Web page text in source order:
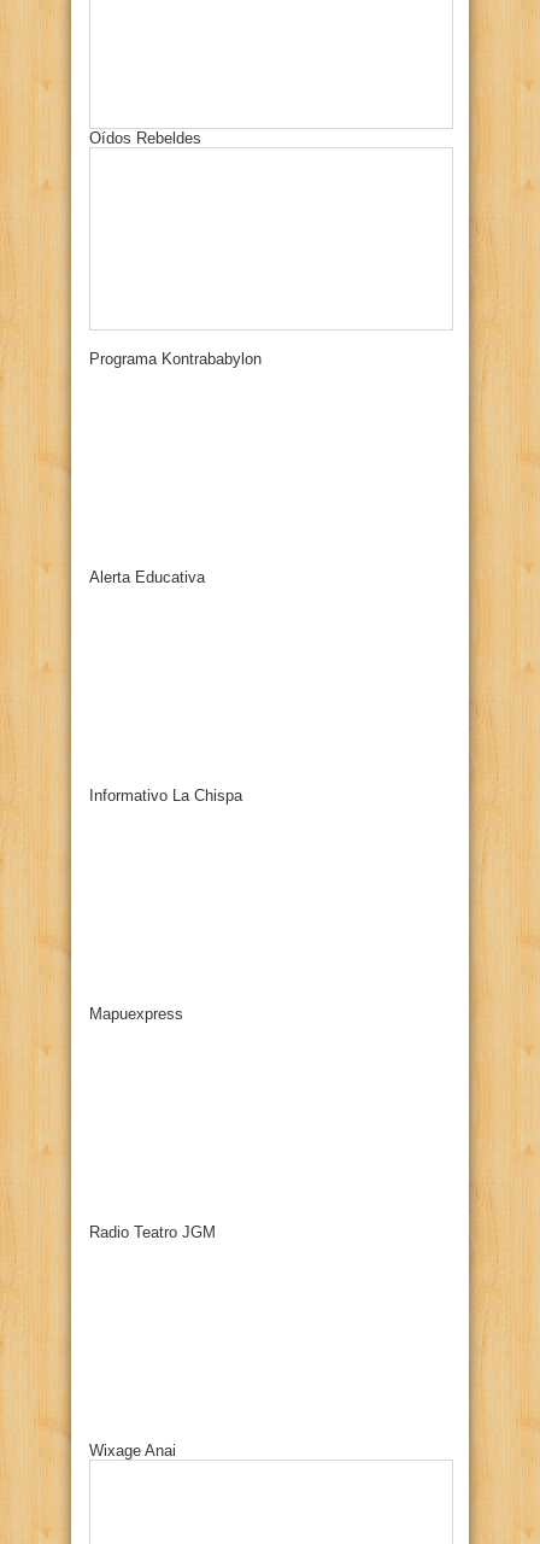
Oídos Rebeldes
Programa Kontrababylon
Alerta Educativa
Informativo La Chispa
Mapuexpress
Radio Teatro JGM
Wixage Anai